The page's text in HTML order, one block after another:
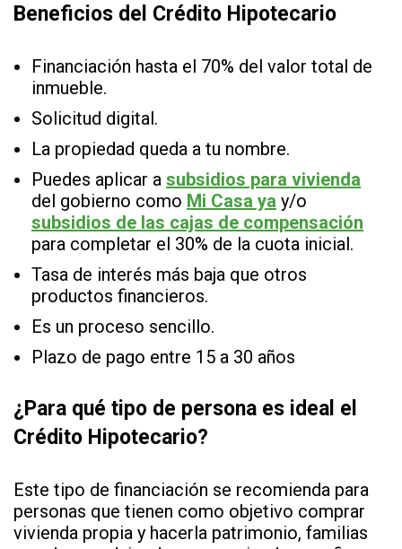
Beneficios del Crédito Hipotecario
Financiación hasta el 70% del valor total de
inmueble.
Solicitud digital.
La propiedad queda a tu nombre.
Puedes aplicar a subsidios para vivienda
del gobierno como Mi Casa ya y/o
subsidios de las cajas de compensación
para completar el 30% de la cuota inicial.
Tasa de interés más baja que otros
productos financieros.
Es un proceso sencillo.
Plazo de pago entre 15 a 30 años
¿Para qué tipo de persona es ideal el
Crédito Hipotecario?
Este tipo de financiación se recomienda para
personas que tienen como objetivo comprar
vivienda propia y hacerla patrimonio, familias